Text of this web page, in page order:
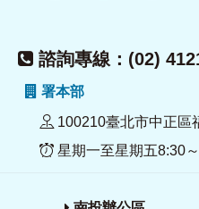
諮詢專線：(02)
署本部
100210臺北市中正區
星期一至星期五8:30